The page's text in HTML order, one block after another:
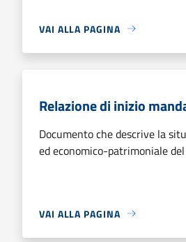
VAI ALLA PAGINA
Relazione di inizio
Documento che descrive la
ed economico-patrimoniale
VAI ALLA PAGINA